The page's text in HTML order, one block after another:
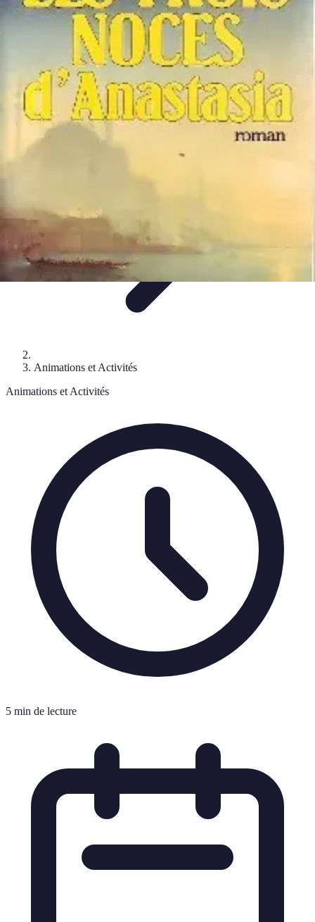
Noces d'Or
Idées et InspirationsDiscours et vœuxCadeaux et
CélébrationActivités et animations
Noces d'Or
Animations et Activités
Animations et Activités
5 min de lecture